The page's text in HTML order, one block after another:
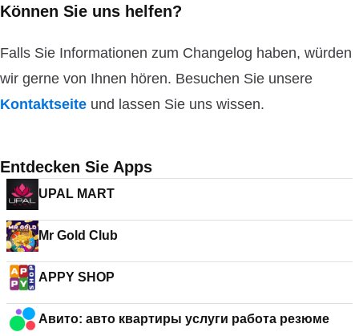
Können Sie uns helfen?
Falls Sie Informationen zum Changelog haben, würden
wir gerne von Ihnen hören. Besuchen Sie unsere
Kontaktseite und lassen Sie uns wissen.
Entdecken Sie Apps
UPAL MART
Mr Gold Club
APPY SHOP
Авито: авто квартиры услуги работа резюме